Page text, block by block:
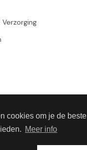
cookies om je de beste
Meer info